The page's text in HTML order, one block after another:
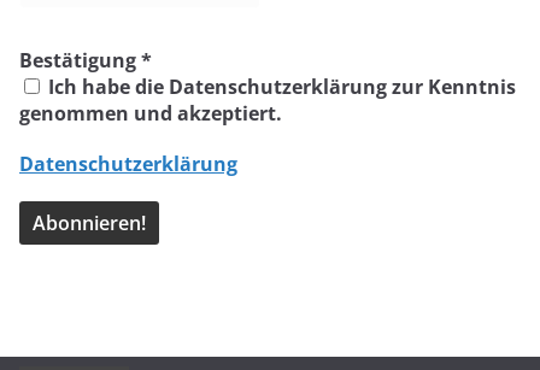
Bestätigung*
Ich habe die Datenschutzerklärung zur Kenntnis
genommen und akzeptiert.
Datenschutzerklärung